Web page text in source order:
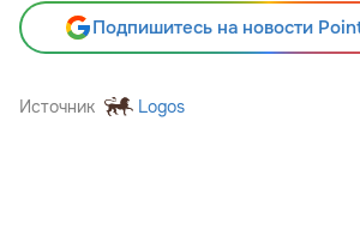
Подпишитесь на новости
Источник Logos